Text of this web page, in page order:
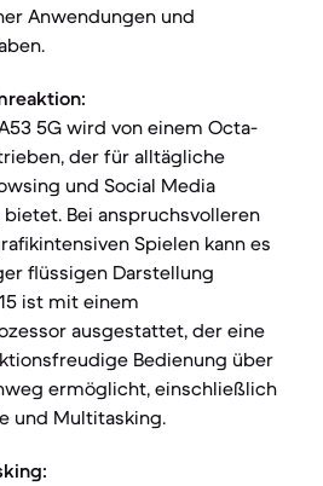
Anwendungen und
5G wird von einem Octa-
der für alltägliche
und Social Media
Bei anspruchsvolleren
Spielen kann es
flüssigen Darstellung
ist mit einem
ausgestattet, der eine
Bedienung über
ermöglicht, einschließlich
und Multitasking.